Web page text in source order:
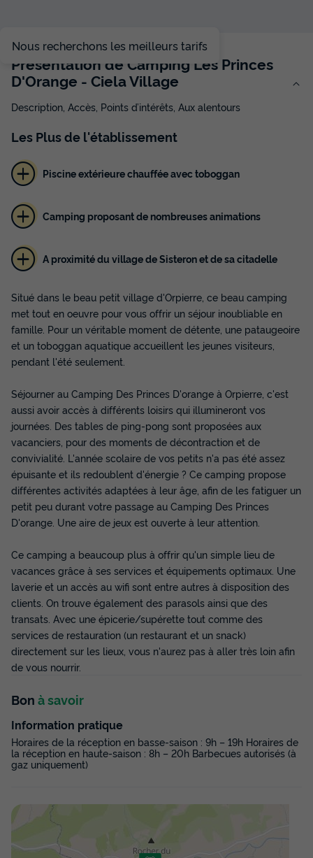
(sans sanitaire)
Meilleur prix pour 7 nuits
Modifier les dates
322 €
276 €
Prix de comparaison
Voir les disponibilités
Tente en toile et en bois 5 personnes -
Tente Ciela Nature - 2 chambres (sans
sanitaire)
25m² 5 2
Terrasse couverte Animaux autorisés *
Cafetière
Réfrigérateur
Salon de jardin
+ 1
Tente en toile et en bois 5 personnes - Tente Ciela Nature -
2 chambres (sans sanitaire)
du07/09/2026au14/09/2026
Meilleur prix pour 7 nuits
364 €
312 €
Prix de comparaison
-14%
d'économie
Voir les disponibilités
Compact - 2 chambres
26m²
Nous recherchons les meilleurs tarifs
Présentation de Camping Les Princes
D'Orange - Ciela Village
Description, Accès, Points d’intérêts, Aux alentours
Les Plusde l'établissement
Piscine extérieure chauffée avec toboggan
Camping proposant de nombreuses animations
A proximité du village de Sisteron et de sa citadelle
Situé dans le beau petit village d'Orpierre, ce beau camping
met tout en oeuvre pour vous offrir un séjour inoubliable en
famille. Pour un véritable moment de détente, une pataugeoire
et un toboggan aquatique accueillent les jeunes visiteurs,
pendant l'été seulement.
Séjourner au Camping Des Princes D'orange à Orpierre, c'est
aussi avoir accès à différents loisirs qui illumineront vos
journées. Des tables de ping-pong sont proposées aux
vacanciers, pour des moments de décontraction et de
convivialité. L'année scolaire de vos petits n'a pas été assez
épuisante et ils redoublent d'énergie ? Ce camping propose
différentes activités adaptées à leur âge, afin de les fatiguer un
petit peu durant votre passage au Camping Des Princes
D'orange. Une aire de jeux est ouverte à leur attention.
Ce camping a beaucoup plus à offrir qu'un simple lieu de
vacances grâce à ses services et équipements optimaux. Une
laverie et un accès au wifi sont entre autres à disposition des
clients. On trouve également des parasols ainsi que des
transats. Avec une épicerie/supérette tout comme des
services de restauration (un restaurant et un snack)
directement sur les lieux, vous n'aurez pas à aller très loin afin
de vous nourrir.
Bon à savoir
Information pratique
Horaires de la réception en basse-saison : 9h – 19h Horaires de
la réception en haute-saison : 8h – 20h Barbecues autorisés (à
gaz uniquement)